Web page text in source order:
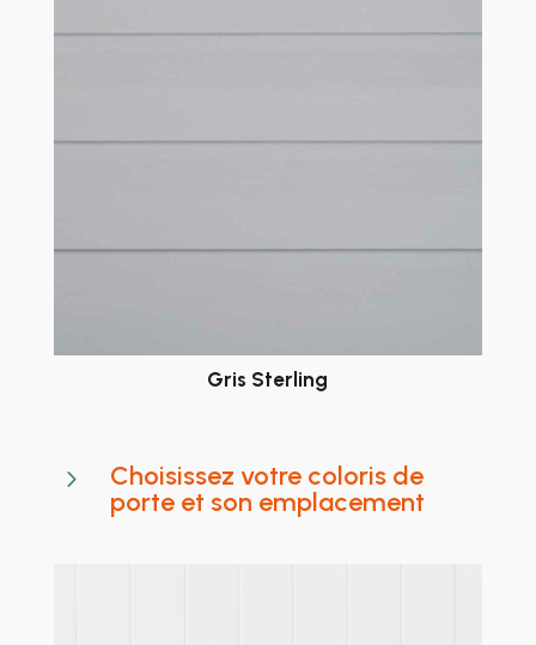
Gris Sterling
5
Choisissez votre coloris de
porte et son emplacement